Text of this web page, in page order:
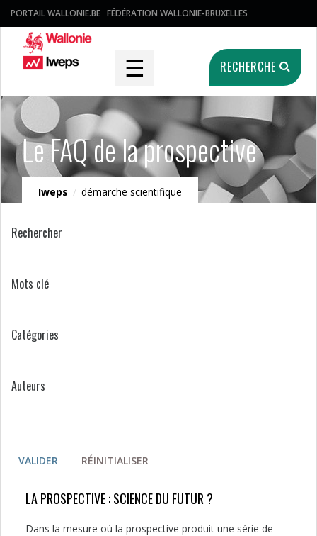
PORTAIL WALLONIE.BE FÉDÉRATION WALLONIE-BRUXELLES
☰ RECHERCHE
Le FAQ de la prospective
Iweps / démarche scientifique
Rechercher
Mots clé
Catégories
Auteurs
VALIDER - RÉINITIALISER
LA PROSPECTIVE : SCIENCE DU FUTUR ?
Dans la mesure où la prospective produit une série de